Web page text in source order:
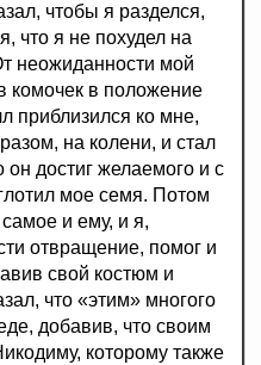
чтобы я разделся,
что я не похудел на
неожиданности мой
комочек в положение
приблизился ко мне,
на колени, и стал
он достиг желаемого и с
мое семя. Потом
и ему, и я,
отвращение, помог и
свой костюм и
что «этим» многого
добавив, что своим
которому также